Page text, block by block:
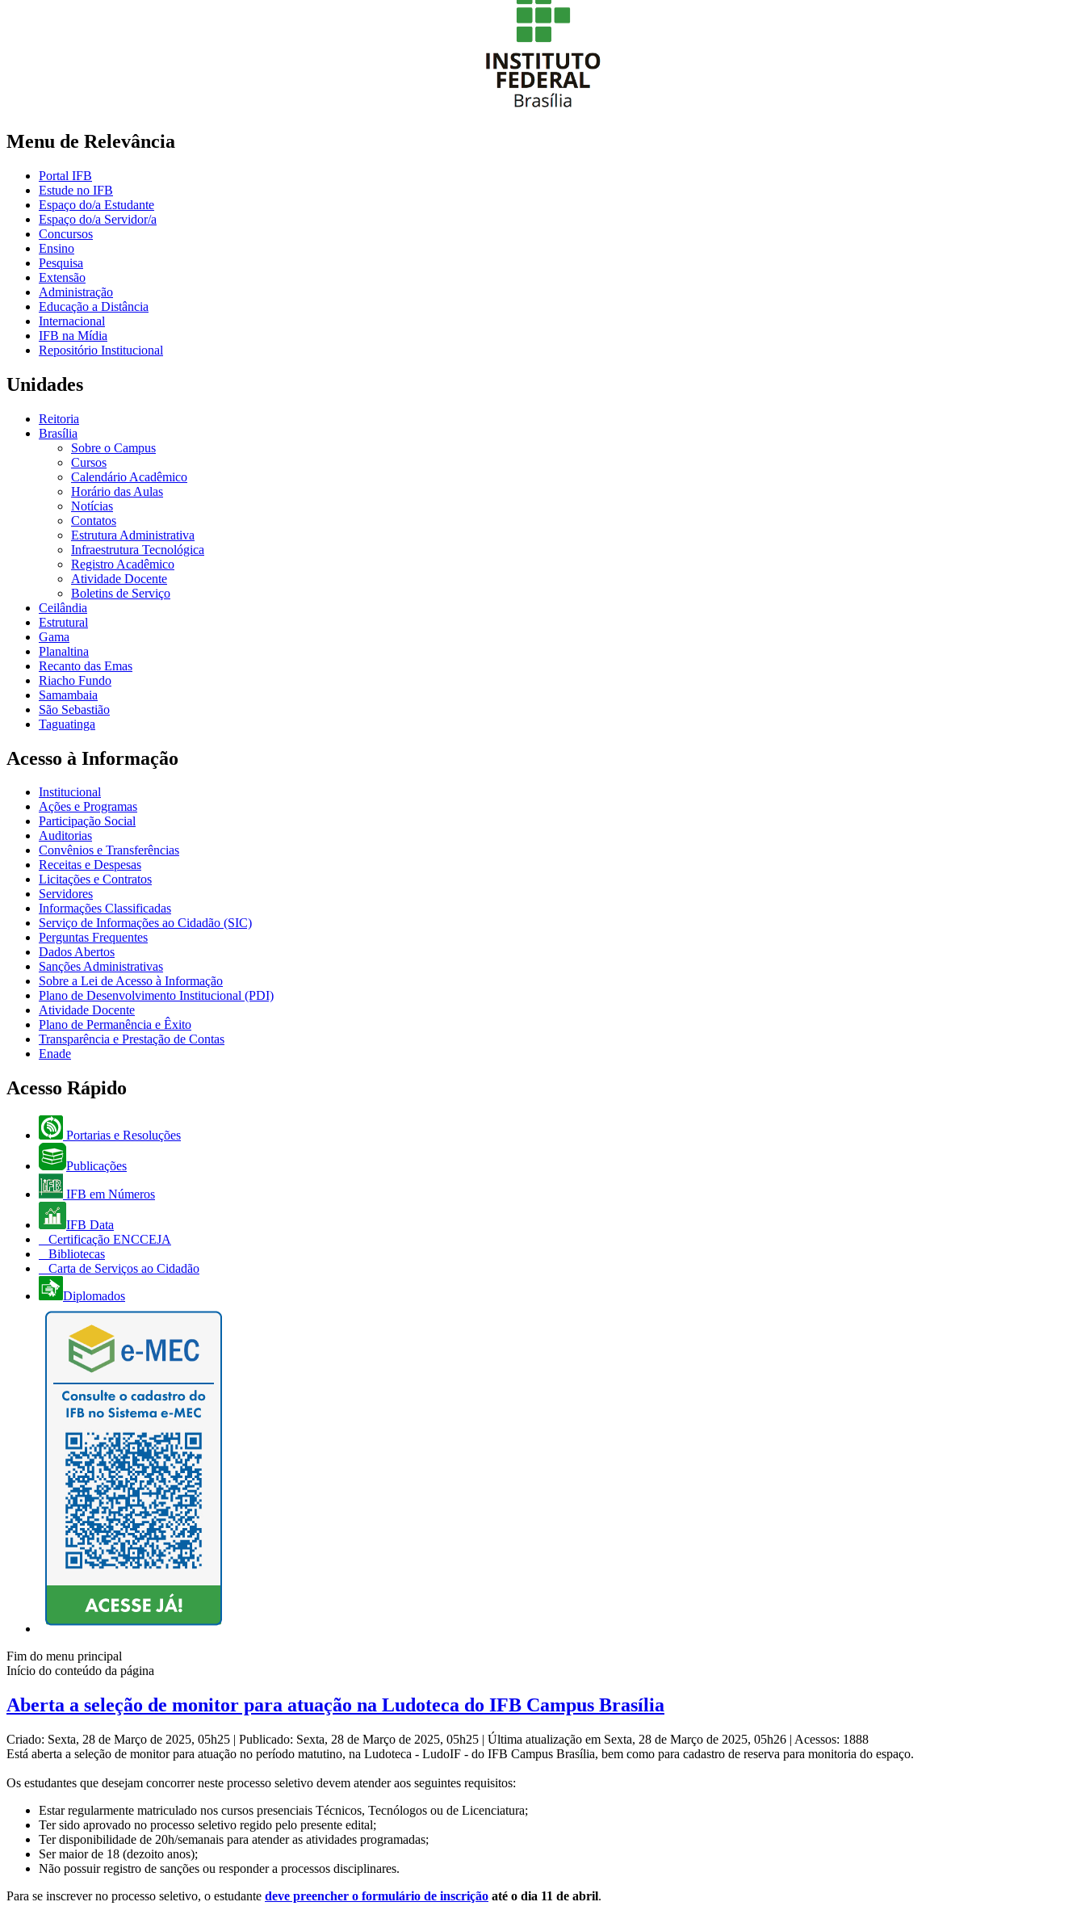
Menu de Relevância
Portal IFB
Estude no IFB
Espaço do/a Estudante
Espaço do/a Servidor/a
Concursos
Ensino
Pesquisa
Extensão
Administração
Educação a Distância
Internacional
IFB na Mídia
Repositório Institucional
Unidades
Reitoria
Brasília
Sobre o Campus
Cursos
Calendário Acadêmico
Horário das Aulas
Notícias
Contatos
Estrutura Administrativa
Infraestrutura Tecnológica
Registro Acadêmico
Atividade Docente
Boletins de Serviço
Ceilândia
Estrutural
Gama
Planaltina
Recanto das Emas
Riacho Fundo
Samambaia
São Sebastião
Taguatinga
Acesso à Informação
Institucional
Ações e Programas
Participação Social
Auditorias
Convênios e Transferências
Receitas e Despesas
Licitações e Contratos
Servidores
Informações Classificadas
Serviço de Informações ao Cidadão (SIC)
Perguntas Frequentes
Dados Abertos
Sanções Administrativas
Sobre a Lei de Acesso à Informação
Plano de Desenvolvimento Institucional (PDI)
Atividade Docente
Plano de Permanência e Êxito
Transparência e Prestação de Contas
Enade
Acesso Rápido
Portarias e Resoluções
Publicações
IFB em Números
IFB Data
Certificação ENCCEJA
Bibliotecas
Carta de Serviços ao Cidadão
Diplomados
Fim do menu principal
Início do conteúdo da página
Aberta a seleção de monitor para atuação na Ludoteca do IFB Campus Brasília
Criado: Sexta, 28 de Março de 2025, 05h25 | Publicado: Sexta, 28 de Março de 2025, 05h25 | Última atualização em Sexta, 28 de Março de 2025, 05h26 | Acessos: 1888
Está aberta a seleção de monitor para atuação no período matutino, na Ludoteca - LudoIF - do IFB Campus Brasília, bem como para cadastro de reserva para monitoria do espaço.
Os estudantes que desejam concorrer neste processo seletivo devem atender aos seguintes requisitos:
Estar regularmente matriculado nos cursos presenciais Técnicos, Tecnólogos ou de Licenciatura;
Ter sido aprovado no processo seletivo regido pelo presente edital;
Ter disponibilidade de 20h/semanais para atender as atividades programadas;
Ser maior de 18 (dezoito anos);
Não possuir registro de sanções ou responder a processos disciplinares.
Para se inscrever no processo seletivo, o estudante deve preencher o formulário de inscrição até o dia 11 de abril.